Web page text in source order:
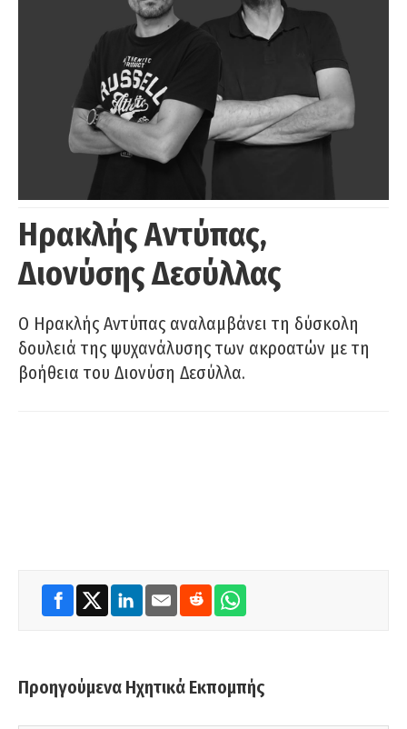
Ηρακλής Αντύπας,
Διονύσης Δεσύλλας
Ο Ηρακλής Αντύπας αναλαμβάνει τη δύσκολη
δουλειά της ψυχανάλυσης των ακροατών με τη
βοήθεια του Διονύση Δεσύλλα.
Προηγούμενα Ηχητικά Εκπομπής